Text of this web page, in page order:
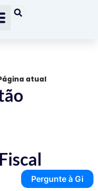
atual
Pergunte à Gi